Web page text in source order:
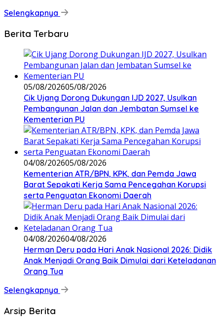
Selengkapnya
Berita Terbaru
05/08/202605/08/2026
Cik Ujang Dorong Dukungan IJD 2027, Usulkan
Pembangunan Jalan dan Jembatan Sumsel ke
Kementerian PU
04/08/202605/08/2026
Kementerian ATR/BPN, KPK, dan Pemda Jawa
Barat Sepakati Kerja Sama Pencegahan Korupsi
serta Penguatan Ekonomi Daerah
04/08/202604/08/2026
Herman Deru pada Hari Anak Nasional 2026: Didik
Anak Menjadi Orang Baik Dimulai dari Keteladanan
Orang Tua
Selengkapnya
Arsip Berita